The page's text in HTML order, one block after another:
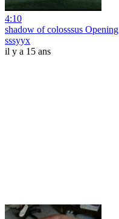
4:10
shadow of colosssus Opening
sssyyx
il y a 15 ans